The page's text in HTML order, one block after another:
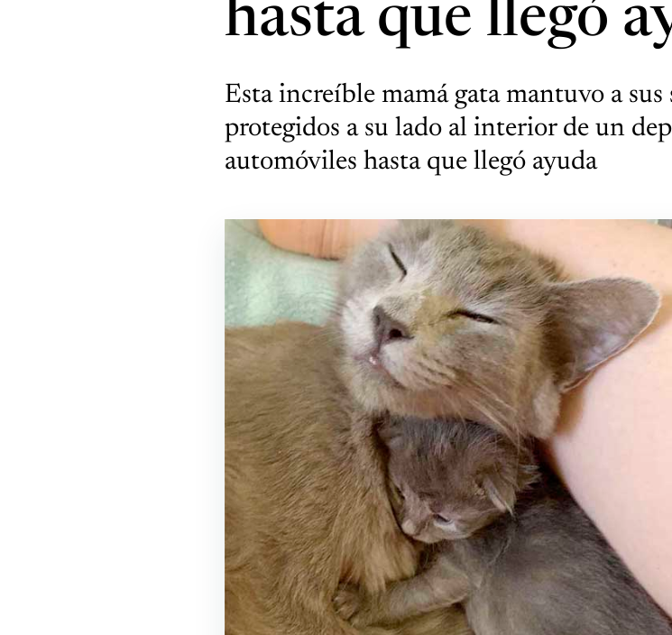
hasta que llegó
Esta increíble mamá gata mantuvo a sus
protegidos a su lado al interior de un
automóviles hasta que llegó ayuda